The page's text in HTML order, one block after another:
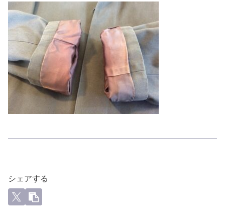
シェアする